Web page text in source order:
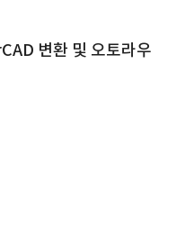
변환 및 오토라우